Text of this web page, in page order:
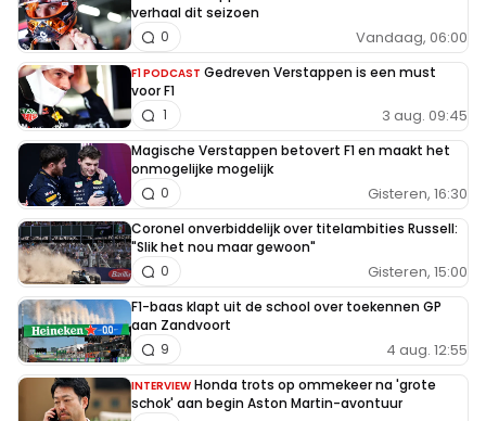
verhaal dit seizoen
Vandaag, 06:00
0
F1 PODCAST Gedreven Verstappen is een must
voor F1
3 aug. 09:45
1
Magische Verstappen betovert F1 en maakt het
onmogelijke mogelijk
Gisteren, 16:30
0
Coronel onverbiddelijk over titelambities Russell:
"Slik het nou maar gewoon"
Gisteren, 15:00
0
F1-baas klapt uit de school over toekennen GP
aan Zandvoort
4 aug. 12:55
9
INTERVIEW Honda trots op ommekeer na 'grote
schok' aan begin Aston Martin-avontuur